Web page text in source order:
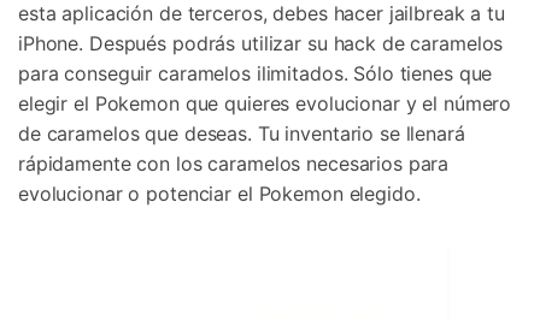
esta aplicación de terceros, debes hacer jailbreak a tu
iPhone. Después podrás utilizar su hack de caramelos
para conseguir caramelos ilimitados. Sólo tienes que
elegir el Pokemon que quieres evolucionar y el número
de caramelos que deseas. Tu inventario se llenará
rápidamente con los caramelos necesarios para
evolucionar o potenciar el Pokemon elegido.